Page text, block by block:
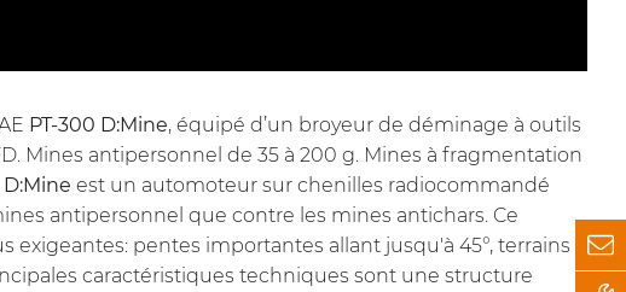
PT-300 D:Mine, équipé d’un broyeur de déminage à outils
Mines antipersonnel de 35 à 200 g. Mines à fragmentation
D:Mine est un automoteur sur chenilles radiocommandé
antipersonnel que contre les mines antichars. Ce
pentes importantes allant jusqu'à 45°, terrains
caractéristiques techniques sont une structure